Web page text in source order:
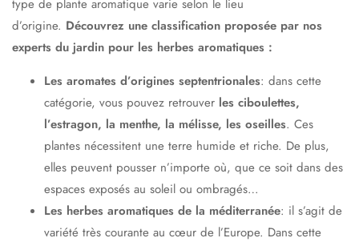
type de plante aromatique varie selon le lieu
d’origine. Découvrez une classification proposée par nos
experts du jardin pour les herbes aromatiques :
Les aromates d’origines septentrionales: dans cette
catégorie, vous pouvez retrouver les ciboulettes,
l’estragon, la menthe, la mélisse, les oseilles. Ces
plantes nécessitent une terre humide et riche. De plus,
elles peuvent pousser n’importe où, que ce soit dans des
espaces exposés au soleil ou ombragés…
Les herbes aromatiques de la méditerranée: il s’agit de
variété très courante au cœur de l’Europe. Dans cette